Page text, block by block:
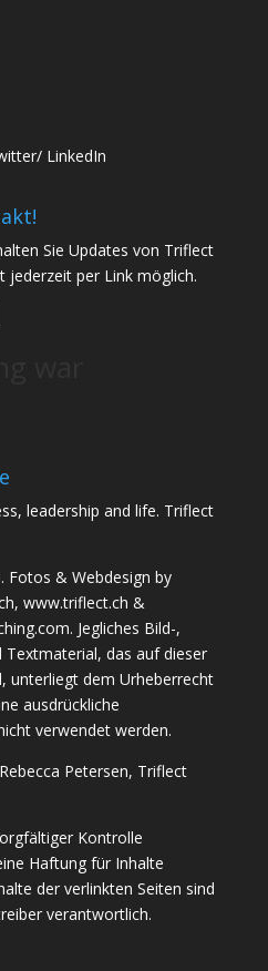
/ LinkedIn
Sie Updates von Triflect
jederzeit per Link möglich.
leadership and life. Triflect
Fotos & Webdesign by
www.triflect.ch &
Jegliches Bild-,
das auf dieser
unterliegt dem Urheberrecht
ausdrückliche
verwendet werden.
Petersen, Triflect
Kontrolle
Haftung für Inhalte
der verlinkten Seiten sind
verantwortlich.